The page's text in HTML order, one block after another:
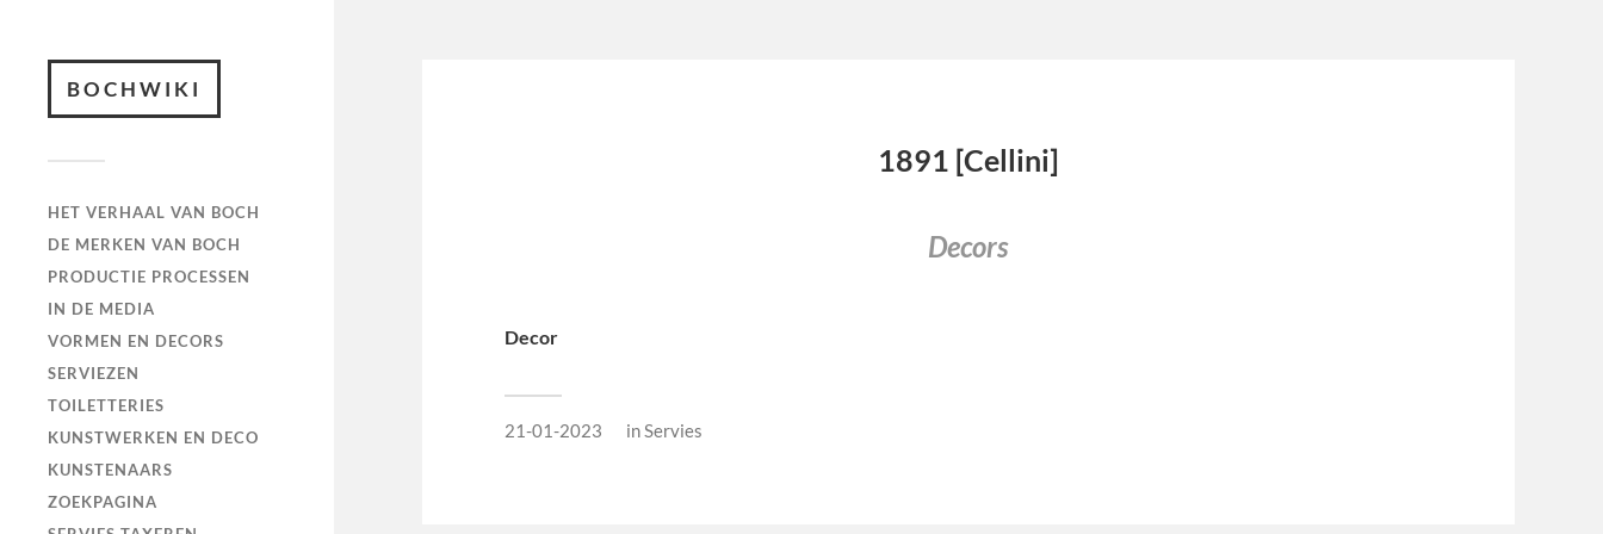
BOCHWIKI
HET VERHAAL VAN BOCH
DE MERKEN VAN BOCH
PRODUCTIE PROCESSEN
IN DE MEDIA
VORMEN EN DECORS
SERVIEZEN
TOILETTERIES
KUNSTWERKEN EN DECO
KUNSTENAARS
ZOEKPAGINA
1891 [Cellini]
Decors
Decor
21-01-2023 inServies